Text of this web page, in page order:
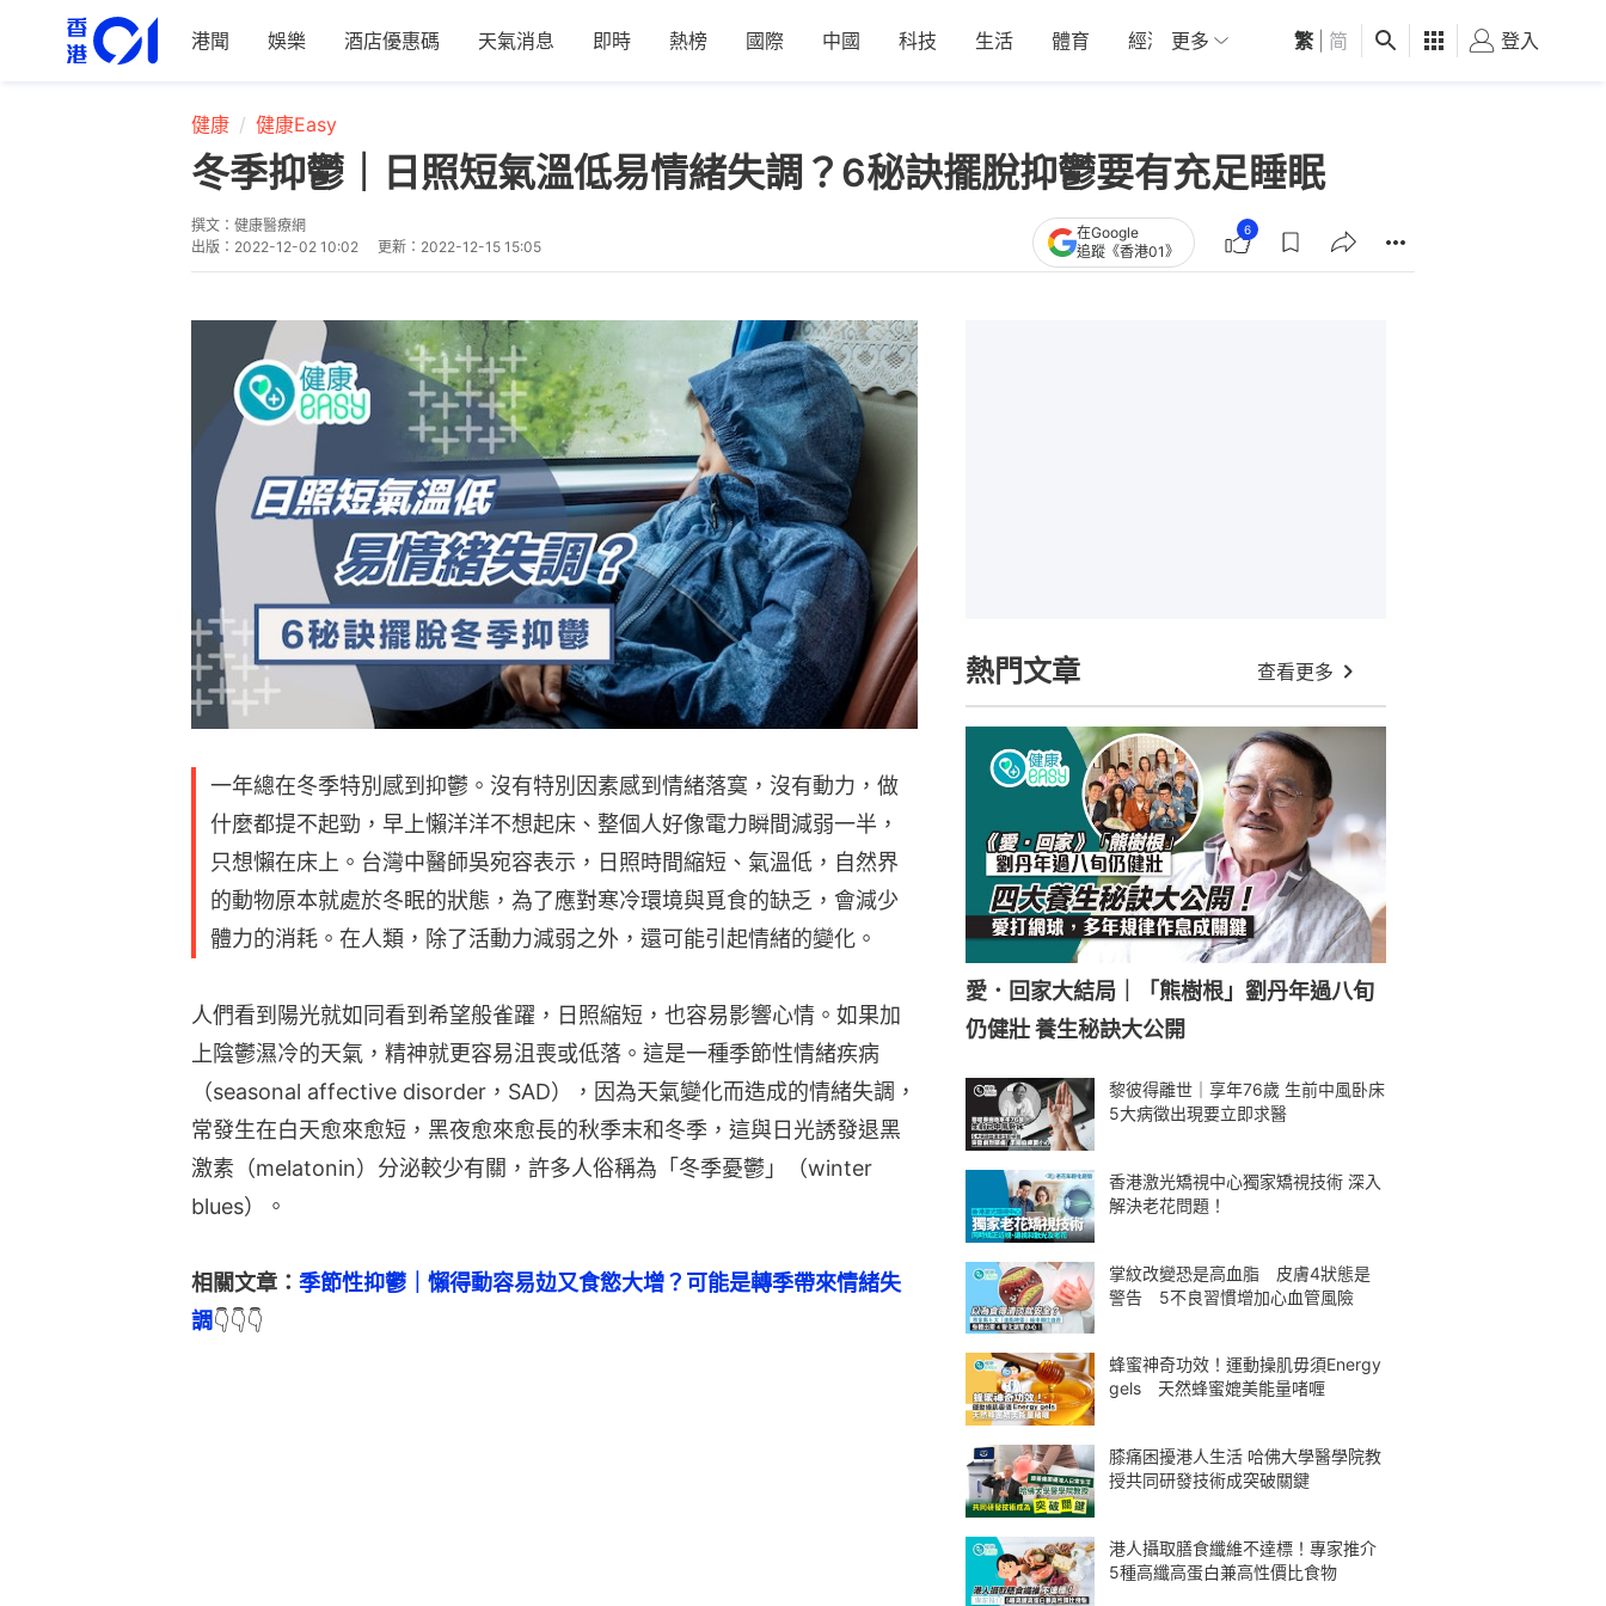
港聞 娛樂 酒店優惠碼 天氣消息 即時 熱榜 國際 中國 科技 生活 體育 經濟 01深圳 觀點 健康 好食玩飛
更多 繁 简 登入
健康 健康Easy
冬季抑鬱｜日照短氣溫低易情緒失調？6秘訣擺脫抑鬱要有充足睡眠
撰文： 健康醫療網
出版： 2022-12-02 10:02 更新： 2022-12-15 15:05
在Google
追蹤《香港01》
6
一年總在冬季特別感到抑鬱。沒有特別因素感到情緒落寞，沒有動力，做
什麼都提不起勁，早上懶洋洋不想起床、整個人好像電力瞬間減弱一半，
只想懶在床上。台灣中醫師吳宛容表示，日照時間縮短、氣溫低，自然界
的動物原本就處於冬眠的狀態，為了應對寒冷環境與覓食的缺乏，會減少
體力的消耗。在人類，除了活動力減弱之外，還可能引起情緒的變化。
人們看到陽光就如同看到希望般雀躍，日照縮短，也容易影響心情。如果加
上陰鬱濕冷的天氣，精神就更容易沮喪或低落。這是一種季節性情緒疾病
（seasonal affective disorder，SAD），因為天氣變化而造成的情緒失調，
常發生在白天愈來愈短，黑夜愈來愈長的秋季末和冬季，這與日光誘發退黑
激素（melatonin）分泌較少有關，許多人俗稱為「冬季憂鬱」（winter
blues）。
相關文章： 季節性抑鬱｜懶得動容易攰又食慾大增？可能是轉季帶來情緒失
調👇👇👇
熱門文章 查看更多
愛．回家大結局｜「熊樹根」劉丹年過八旬
仍健壯 養生秘訣大公開
黎彼得離世｜享年76歲 生前中風卧床
5大病徵出現要立即求醫
香港激光矯視中心獨家矯視技術 深入
解決老花問題！
掌紋改變恐是高血脂 皮膚4狀態是
警告 5不良習慣增加心血管風險
蜂蜜神奇功效！運動操肌毋須Energy
gels 天然蜂蜜媲美能量啫喱
膝痛困擾港人生活 哈佛大學醫學院教
授共同研發技術成突破關鍵
港人攝取膳食纖維不達標！專家推介
5種高纖高蛋白兼高性價比食物